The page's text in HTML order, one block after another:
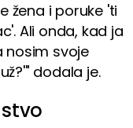
žena i poruke 'ti
Ali onda, kad ja
nosim svoje
dodala je.